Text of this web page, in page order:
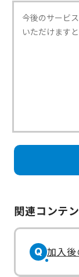
関連コンテ
Q 加入